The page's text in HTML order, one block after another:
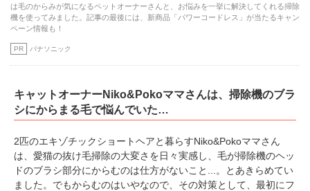
は毛のからみが気になるペットオーナーさんと、お悩みを一挙に解決してくれる掃除
機を使ってみました。記事の最後には、新商品「パワーコードレス」が当たるキャン
ペーン情報も！
PR パナソニック
キャットオーナーNiko&Pokoママさんは、掃除機のブラ
シにからまる毛で悩んでいた…
2匹のエキゾチックショートヘアと暮らすNiko&Pokoママさん
は、愛猫の抜け毛掃除の大変さを日々実感し、毛が掃除機のヘッ
ドのブラシ部分にからむのは仕方がないこと...。とあきらめてい
ました。でもからむのはいやなので、その対策として、最初にフ